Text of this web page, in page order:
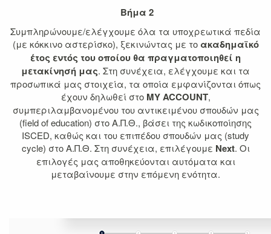
Βήμα 2
Συμπληρώνουμε/ελέγχουμε όλα τα υποχρεωτικά πεδία
(με κόκκινο αστερίσκο), ξεκινώντας με το ακαδημαϊκό
έτος εντός του οποίου θα πραγματοποιηθεί η
μετακίνησή μας. Στη συνέχεια, ελέγχουμε και τα
προσωπικά μας στοιχεία, τα οποία εμφανίζονται όπως
έχουν δηλωθεί στο MY ACCOUNT,
συμπεριλαμβανομένου του αντικειμένου σπουδών μας
(field of education) στο Α.Π.Θ., βάσει της κωδικοποίησης
ISCED, καθώς και του επιπέδου σπουδών μας (study
cycle) στο Α.Π.Θ. Στη συνέχεια, επιλέγουμε Next. Οι
επιλογές μας αποθηκεύονται αυτόματα και
μεταβαίνουμε στην επόμενη ενότητα.